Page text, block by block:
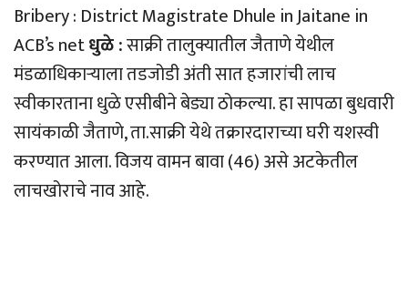
Bribery : District Magistrate Dhule in Jaitane in
ACB’s netधुळे :साक्री तालुक्यातील जैताणे येथील
मंडळाधिकार्‍याला तडजोडी अंती सात हजारांची लाच
स्वीकारताना धुळे एसीबीने बेड्या ठोकल्या. हा सापळा बुधवारी
सायंकाळी जैताणे, ता.साक्री येथे तक्रारदाराच्या घरी यशस्वी
करण्यात आला. विजय वामन बावा (46) असे अटकेतील
लाचखोराचे नाव आहे.